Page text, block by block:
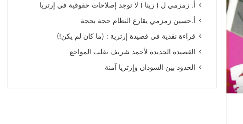
أ. زمزمي ل ( زينا ) لا توجد إصلاحات حقوقية في إرتريا
أ.حسين زمزمي يقارع النظام حجة بحجة
قراءة نقدية في قصيدة إرترية : (ما كان لم يكن!)
القصيدة الجديدة لأحمد شريف تقلب المواجع
الحدود بين السودان وإرتريا آمنة